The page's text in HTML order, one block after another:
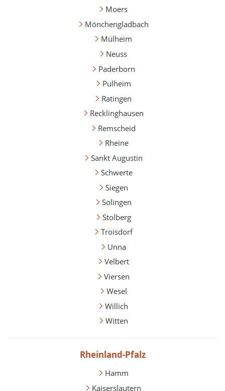
Moers
Mönchengladbach
Mülheim
Neuss
Paderborn
Pulheim
Ratingen
Recklinghausen
Remscheid
Rheine
Sankt Augustin
Schwerte
Siegen
Solingen
Stolberg
Troisdorf
Unna
Velbert
Viersen
Wesel
Willich
Witten
Rheinland-Pfalz
Hamm
Kaiserslautern